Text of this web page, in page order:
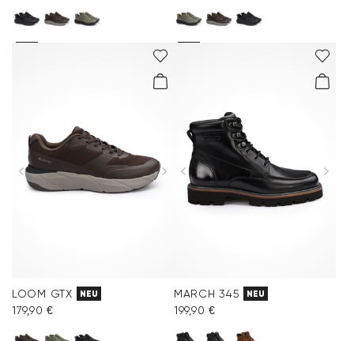
LOOM GTX NEU
179,90 €
MARCH 345 NEU
199,90 €